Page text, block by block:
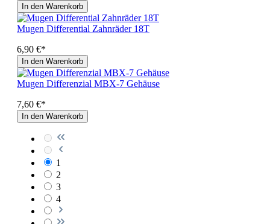
In den Warenkorb
Mugen Differential Zahnräder 18T
6,90 €*
In den Warenkorb
Mugen Differenzial MBX-7 Gehäuse
7,60 €*
In den Warenkorb
1
2
3
4